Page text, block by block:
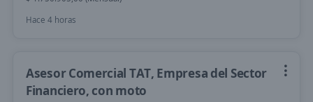
Hace 4 horas
Asesor Comercial TAT, Empresa del Sector
Financiero, con moto